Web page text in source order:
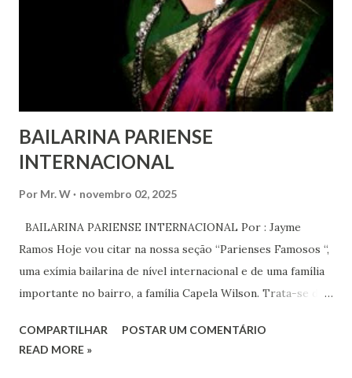
das mudanças históricas no mundo árabe nos últimos dois
anos, em que milhões foram às ruas para exigir mudanças.
Em outras partes do mundo, os “99%” fizeram suas vozes
serem ouvidas através ...
BAILARINA PARIENSE
INTERNACIONAL
Por Mr. W novembro 02, 2025
BAILARINA PARIENSE INTERNACIONAL Por : Jayme
Ramos Hoje vou citar na nossa seção “Parienses Famosos “,
uma exímia bailarina de nível internacional e de uma família
importante no bairro, a família Capela Wilson. Trata-se da
Vamos às informações de seu site : Bailarina e professora
COMPARTILHAR
POSTAR UM COMENTÁRIO
READ MORE »